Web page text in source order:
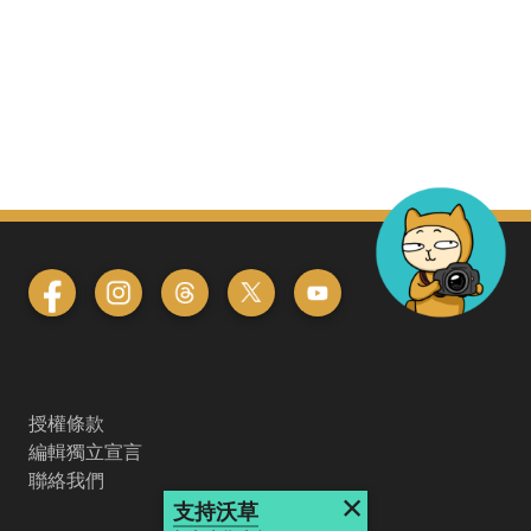
授權條款
編輯獨立宣言
聯絡我們
支持沃草 ×